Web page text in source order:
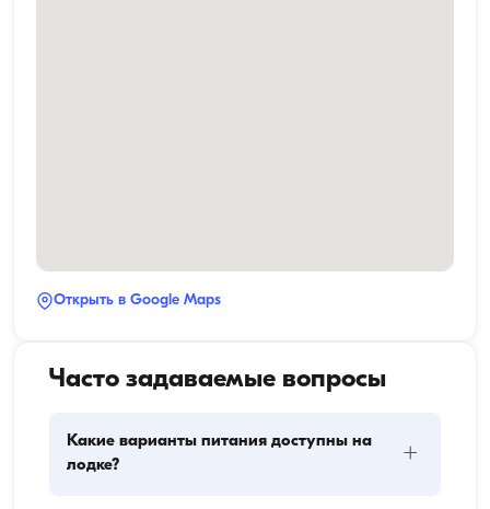
Открыть в Google Maps
Часто задаваемые вопросы
Какие варианты питания доступны на
лодке?
+